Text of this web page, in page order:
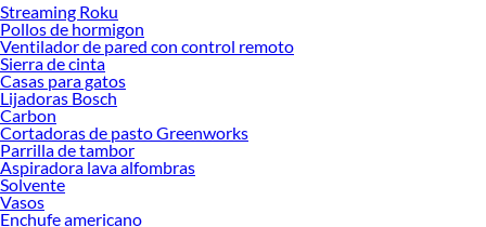
Streaming Roku
Pollos de hormigon
Ventilador de pared con control remoto
Sierra de cinta
Casas para gatos
Lijadoras Bosch
Carbon
Cortadoras de pasto Greenworks
Parrilla de tambor
Aspiradora lava alfombras
Solvente
Vasos
Enchufe americano